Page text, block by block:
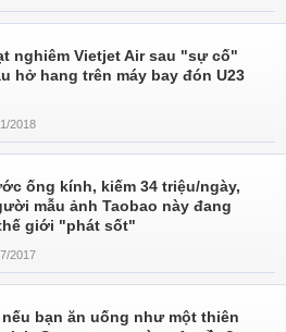
nghiêm Vietjet Air sau "sự cố"
hở hang trên máy bay đón U23
2018
ống kính, kiếm 34 triệu/ngày,
mẫu ảnh Taobao này đang
giới "phát sốt"
2017
nếu bạn ăn uống như một thiên